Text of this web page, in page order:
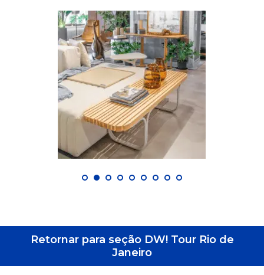
Retornar para seção DW! Tour Rio de
Janeiro